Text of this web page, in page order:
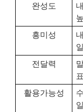
완성도
흥미성
전달력
활용가능성